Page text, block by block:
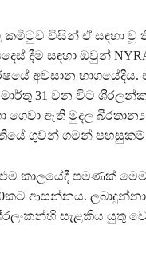
විසින් ඒ සඳහා වූ
දීම සඳහා ඔවුන්
අවසාන භාගයේදීය.
මාර්තු 31 වන විට
ඇති මුදල බි‍්‍රතාන්‍ය
ගුවන් ගමන්
කාලයේදී පමණක් මෙම
ආසන්නය.
සැළකිය යුතු